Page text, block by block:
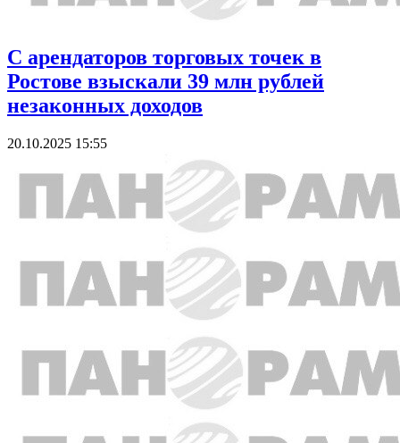
С арендаторов торговых точек в
Ростове взыскали 39 млн рублей
незаконных доходов
20.10.2025 15:55